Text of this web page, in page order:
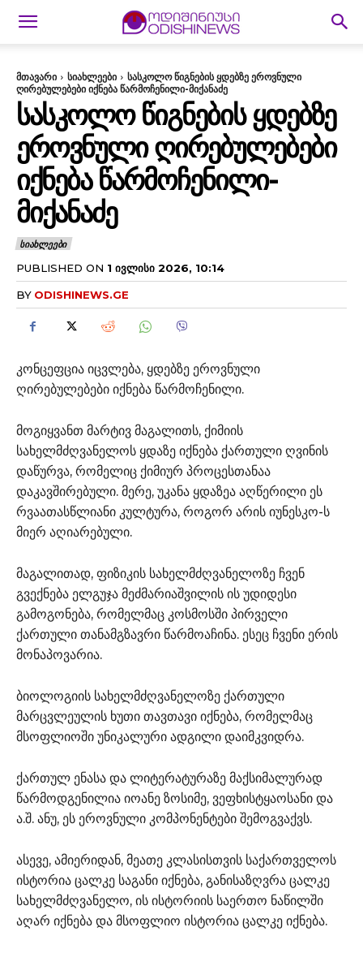
მთავარი სიახლეები
სასკოლო წიგნების ყდებზე ეროვნული
ღირებულებები იქნება წარმოჩენილი-მიქანაძე
ᲡᲐᲡᲙᲝᲚᲝ ᲬᲘᲒᲜᲔᲑᲘᲡ ᲧᲓᲔᲑᲖᲔ
ᲔᲠᲝᲕᲜᲣᲚᲘ ᲦᲘᲠᲔᲑᲣᲚᲔᲑᲔᲑᲘ
ᲘᲥᲜᲔᲑᲐ ᲬᲐᲠᲛᲝᲩᲔᲜᲘᲚᲘ-
ᲛᲘᲥᲐᲜᲐᲫᲔ
ᲡᲘᲐᲮᲚᲔᲔᲑᲘ
PUBLISHED ON 1 ᲘᲕᲚᲘᲡᲘ 2026, 10:14
BY ODISHINEWS.GE
კონცეფცია იცვლება, ყდებზე ეროვნული
ღირებულებები იქნება წარმოჩენილი.
მოგიყვანთ მარტივ მაგალითს, ქიმიის
სახელმძღვანელოს ყდაზე იქნება ქართული ღვინის
დაწურვა, რომელიც ქიმიურ პროცესთანაა
დაკავშირებული. მერე, უკანა ყდაზეა აღწერილი ეს
რვაათასწლიანი კულტურა, როგორ არის იუნესკო-ს
მიერ აღიარებული.
მაგალითად, ფიზიკის სახელმძღვანელოზე ჩვენ
გვექნება ელგუჯა მეძმარიაშვილის ის უდიდესი
გამოგონება, რომელმაც კოსმოსში პირველი
ქართული თანამგზავრი წარმოაჩინა. ესეც ჩვენი ერის
მონაპოვარია.
ბიოლოგიის სახელმძღვანელოზე ქართული
მარცვლეულის ხუთი თავთავი იქნება, რომელმაც
მსოფლიოში უნიკალური ადგილი დაიმკვიდრა.
ქართულ ენასა და ლიტერატურაზე მაქსიმალურად
წარმოდგენილია იოანე ზოსიმე, ვეფხისტყაოსანი და
ა.შ. ანუ, ეს ეროვნული კომპონენტები შემოგვაქვს.
ასევე, ამიერიდან, მეათე კლასისთვის საქართველოს
ისტორია ცალკე საგანი იქნება, განისაზღვრა ცალკე
სახელმძღვანელო, ის ისტორიის საერთო ნაწილში
აღარ იქნება და მსოფლიო ისტორია ცალკე იქნება.